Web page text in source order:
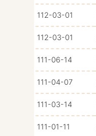
112-03-01
112-03-01
111-06-14
111-04-07
111-03-14
111-01-11